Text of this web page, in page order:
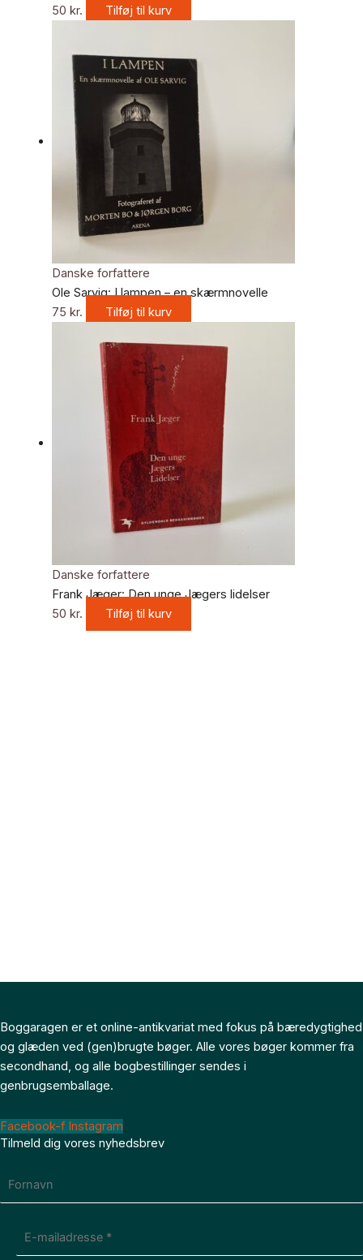
50 kr. Tilføj til kurv
Danske forfattere
Ole Sarvig: I lampen – en skærmnovelle
75 kr. Tilføj til kurv
Danske forfattere
Frank Jæger: Den unge Jægers lidelser
50 kr. Tilføj til kurv
Boggaragen er et online-antikvariat med fokus på bæredygtighed
og glæden ved (gen)brugte bøger. Alle vores bøger kommer fra
secondhand, og alle bogbestillinger sendes i
genbrugsemballage.
Facebook-f Instagram
Tilmeld dig vores nyhedsbrev